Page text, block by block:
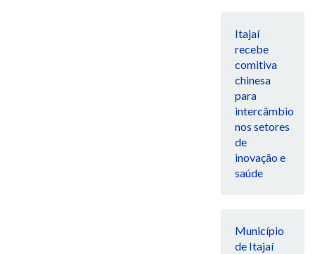
Itajaí
recebe
comitiva
chinesa
para
intercâmbio
nos setores
de
inovação e
saúde
Município
de Itajaí